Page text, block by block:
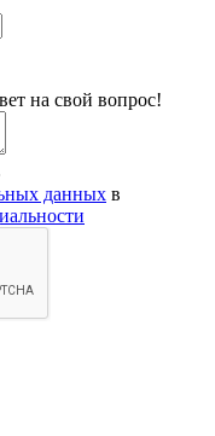
на свой вопрос!
данных в